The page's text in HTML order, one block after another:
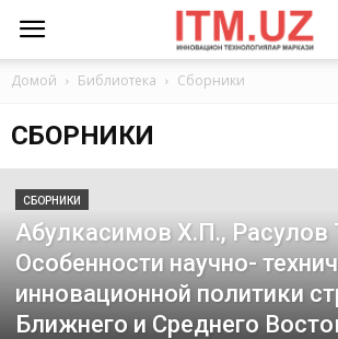
Домой Библиотека Сборники
СБОРНИКИ
СБОРНИКИ
Абулкасимов Х.П., Расулов
Особенности научно-
инновационной политики
Ближнего и Среднего